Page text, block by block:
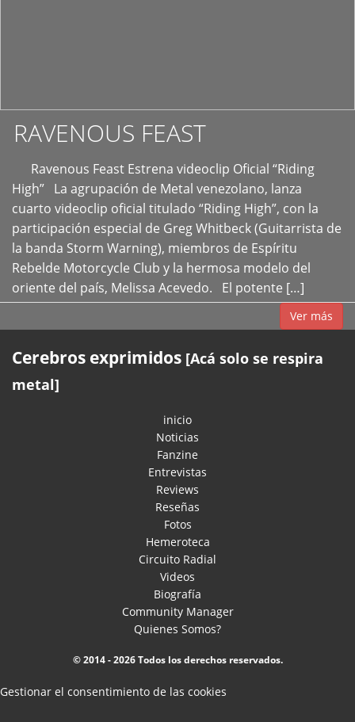
RAVENOUS FEAST
Ravenous Feast Estrena videoclip Oficial “Riding
High” La agrupación de Metal venezolano, lanza
cuarto videoclip oficial titulado “Riding High”, con la
participación especial de Greg Whitbeck (Guitarrista de
la banda Storm Warning), miembros de Espíritu
Rebelde Motorcycle Club y la hermosa modelo del
oriente del país, Melissa Acevedo. El potente […]
Ver más
Cerebros exprimidos [Acá solo se respira
metal]
inicio
Noticias
Fanzine
Entrevistas
Reviews
Reseñas
Fotos
Hemeroteca
Circuito Radial
Videos
Biografía
Community Manager
Quienes Somos?
© 2014 - 2026 Todos los derechos reservados.
Gestionar el consentimiento de las cookies